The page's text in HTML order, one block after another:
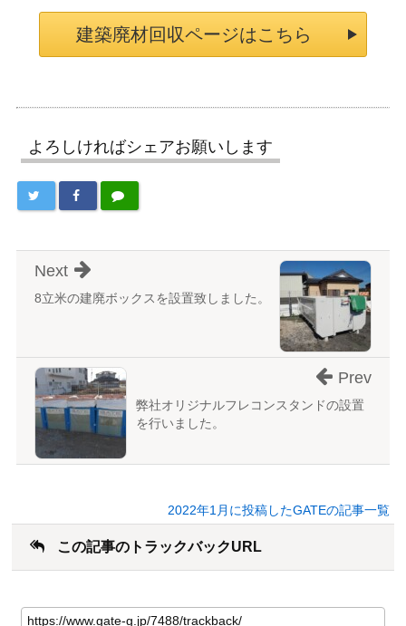
建築廃材回収ページはこちら
よろしければシェアお願いします
8立米の建廃ボックスを設置致しました。
Next
弊社オリジナルフレコンスタンドの設置
を行いました。
Prev
2022年1月に投稿したGATEの記事一覧
この記事のトラックバックURL
の